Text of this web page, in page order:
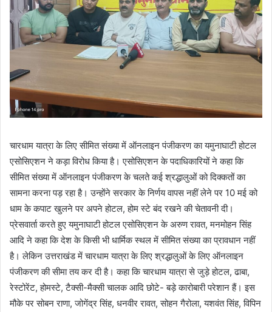
a
l
चारधाम यात्रा के लिए सीमित संख्या में ऑनलाइन पंजीकरण का यमुनाघाटी होटल
एसोसिएशन ने कड़ा विरोध किया है। एसोसिएशन के पदाधिकारियों ने कहा कि
सीमित संख्या में ऑनलाइन पंजीकरण के चलते कई श्रद्धालुओं को दिक्कतों का
सामना करना पड़ रहा है। उन्होंने सरकार के निर्णय वापस नहीं लेने पर 10 मई को
धाम के कपाट खुलने पर अपने होटल, होम स्टे बंद रखने की चेतावनी दी।
प्रेसवार्ता करते हुए यमुनाघाटी होटल एसोसिएशन के अरुण रावत, मनमोहन सिंह
आदि ने कहा कि देश के किसी भी धार्मिक स्थल में सीमित संख्या का प्रावधान नहीं
है। लेकिन उत्तराखंड में चारधाम यात्रा के लिए श्रद्धालुओं के लिए ऑनलाइन
पंजीकरण की सीमा तय कर दी है। कहा कि चारधाम यात्रा से जुड़े होटल, ढाबा,
रेस्टोरेंट, होमस्टे, टैक्सी-मैक्सी चालक आदि छोटे- बड़े कारोबारी परेशान हैं। इस
मौके पर सोबन राणा, जोगेंद्र सिंह, धनवीर रावत, सोहन गैरोला, यशवंत सिंह, विपिन